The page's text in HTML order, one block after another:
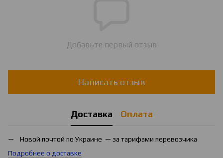
Добавьте первый отзыв
Написать отзыв
Доставка Оплата
Новой почтой по Украине — за тарифами перевозчика
Подробнее о доставке